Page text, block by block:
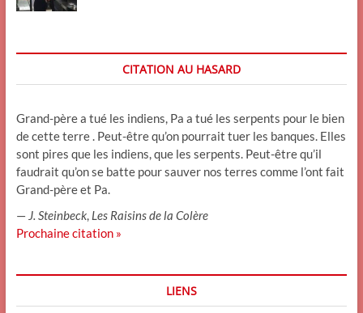
CITATION AU HASARD
Grand-père a tué les indiens, Pa a tué les serpents pour le bien
de cette terre . Peut-être qu’on pourrait tuer les banques. Elles
sont pires que les indiens, que les serpents. Peut-être qu’il
faudrait qu’on se batte pour sauver nos terres comme l’ont fait
Grand-père et Pa.
— J. Steinbeck, Les Raisins de la Colère
Prochaine citation »
LIENS